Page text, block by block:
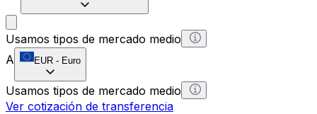
Usamos tipos de mercado medio
A
EUR - Euro
Usamos tipos de mercado medio
Ver cotización de transferencia